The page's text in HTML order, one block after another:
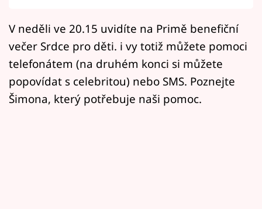
Mámy sobě
Přihlášení
V neděli ve 20.15 uvidíte na Primě benefiční
večer Srdce pro děti. i vy totiž můžete pomoci
telefonátem (na druhém konci si můžete
popovídat s celebritou) nebo SMS. Poznejte
Šimona, který potřebuje naši pomoc.